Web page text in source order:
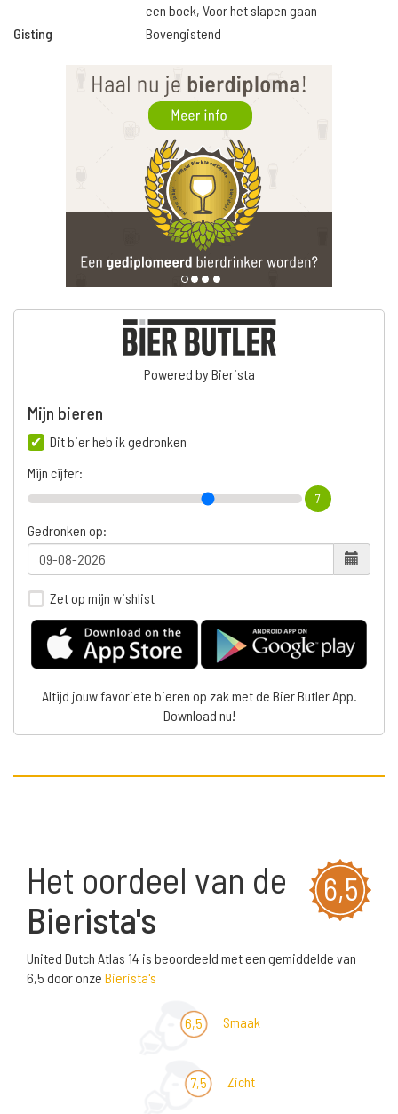
een boek, Voor het slapen gaan
Gisting
Bovengistend
Powered by Bierista
Mijn bieren
Dit bier heb ik gedronken
Mijn cijfer:
7
Gedronken op:
Zet op mijn wishlist
Altijd jouw favoriete bieren op zak met de Bier Butler App.
Download nu!
6,5
Het oordeel van de
Bierista's
United Dutch Atlas 14 is beoordeeld met een gemiddelde van
6,5 door onze Bierista's
6,5 Smaak
7,5 Zicht